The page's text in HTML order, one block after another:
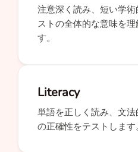
注意深く読み、短い学
ストの全体的な意味を
す。
Literacy
単語を正しく読み、文
の正確性をテストします。